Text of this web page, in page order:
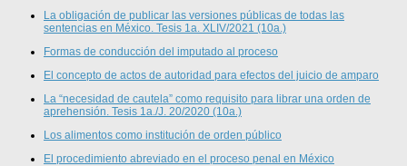
La obligación de publicar las versiones públicas de todas las
sentencias en México. Tesis 1a. XLIV/2021 (10a.)
Formas de conducción del imputado al proceso
El concepto de actos de autoridad para efectos del juicio de amparo
La “necesidad de cautela” como requisito para librar una orden de
aprehensión. Tesis 1a./J. 20/2020 (10a.)
Los alimentos como institución de orden público
El procedimiento abreviado en el proceso penal en México